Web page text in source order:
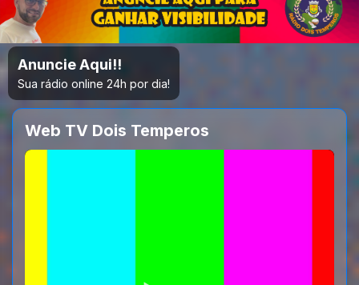
Anuncie Aqui!!
Sua rádio online 24h por dia!
Web TV Dois Temperos